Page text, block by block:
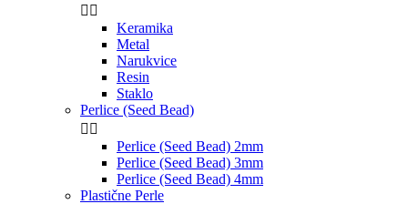
 
Keramika
Metal
Narukvice
Resin
Staklo
Perlice (Seed Bead)
 
Perlice (Seed Bead) 2mm
Perlice (Seed Bead) 3mm
Perlice (Seed Bead) 4mm
Plastične Perle